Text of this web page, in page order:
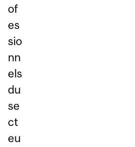
of
es
sio
nn
els
du
se
ct
eu